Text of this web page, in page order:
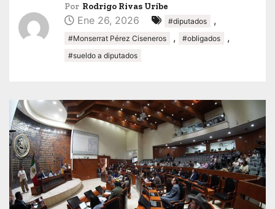
Por Rodrigo Rivas Uribe
Ene 26, 2026 #diputados ,
#Monserrat Pérez Ciseneros , #obligados ,
#sueldo a diputados